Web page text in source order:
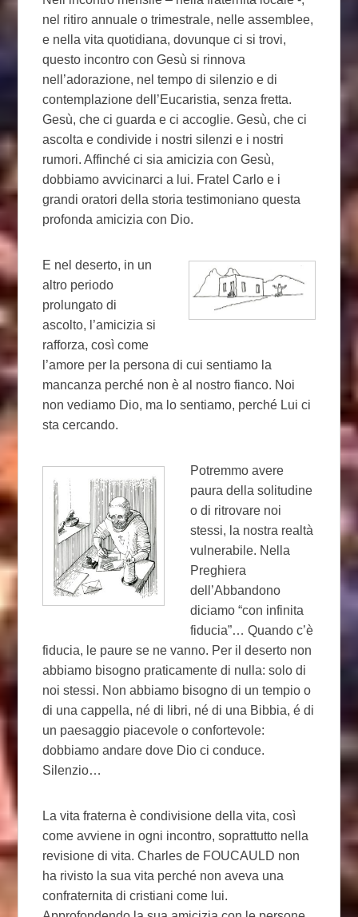
nel ritiro annuale o trimestrale, nelle assemblee,
e nella vita quotidiana, dovunque ci si trovi,
questo incontro con Gesù si rinnova
nell’adorazione, nel tempo di silenzio e di
contemplazione dell’Eucaristia, senza fretta.
Gesù, che ci guarda e ci accoglie. Gesù, che ci
ascolta e condivide i nostri silenzi e i nostri
rumori. Affinché ci sia amicizia con Gesù,
dobbiamo avvicinarci a lui. Fratel Carlo e i
grandi oratori della storia testimoniano questa
profonda amicizia con Dio.
E nel deserto, in un
altro periodo
prolungato di
ascolto, l’amicizia si
rafforza, così come
l’amore per la persona di cui sentiamo la
mancanza perché non è al nostro fianco. Noi
non vediamo Dio, ma lo sentiamo, perché Lui ci
sta cercando.
Potremmo avere
paura della solitudine
o di ritrovare noi
stessi, la nostra realtà
vulnerabile. Nella
Preghiera
dell’Abbandono
diciamo “con infinita
fiducia”… Quando c’è
fiducia, le paure se ne vanno. Per il deserto non
abbiamo bisogno praticamente di nulla: solo di
noi stessi. Non abbiamo bisogno di un tempio o
di una cappella, né di libri, né di una Bibbia, é di
un paesaggio piacevole o confortevole:
dobbiamo andare dove Dio ci conduce.
Silenzio…
La vita fraterna è condivisione della vita, così
come avviene in ogni incontro, soprattutto nella
revisione di vita. Charles de FOUCAULD non
ha rivisto la sua vita perché non aveva una
confraternita di cristiani come lui.